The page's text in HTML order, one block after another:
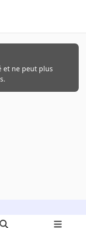
et ne peut plus